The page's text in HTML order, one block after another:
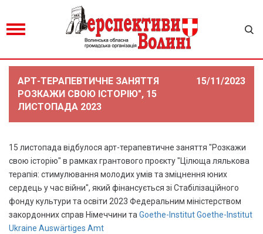
АРТ-ТЕРАПЕВТИЧНЕ ЗАНЯТТЯ
РОЗКАЖИ СВОЮ ІСТОРІЮ", 15
ЛИСТОПАДА 2023
15/11/2023
15 листопада відбулося арт-терапевтичне заняття "Розкажи
свою історію" в рамках грантового проєкту "Цілюща лялькова
терапія: стимулювання молодих умів та зміцнення юних
сердець у час війни", який фінансується зі Стабілізаційного
фонду культури та освіти 2023 Федеральним міністерством
закордонних справ Німеччини та Goethe-InstitutGoethe-Institut
Ukraine Auswärtiges Amt